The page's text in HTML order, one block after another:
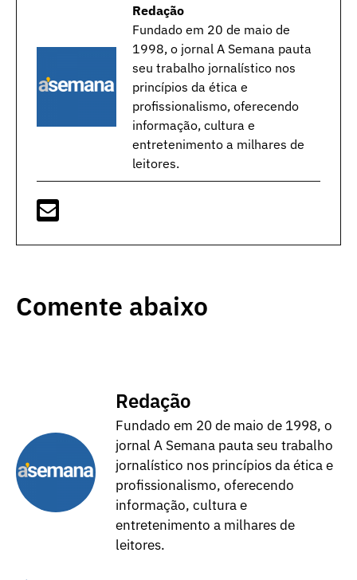
Redação
Fundado em 20 de maio de
1998, o jornal A Semana pauta
seu trabalho jornalístico nos
princípios da ética e
profissionalismo, oferecendo
informação, cultura e
entretenimento a milhares de
leitores.
Comente abaixo
Redação
Fundado em 20 de maio de 1998, o
jornal A Semana pauta seu trabalho
jornalístico nos princípios da ética e
profissionalismo, oferecendo
informação, cultura e
entretenimento a milhares de
leitores.